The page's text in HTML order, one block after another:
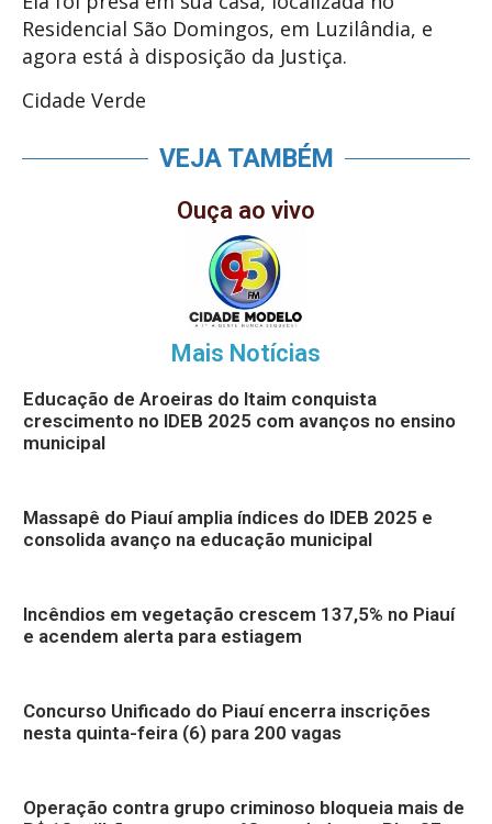
Residencial São Domingos, em Luzilândia, e
agora está à disposição da Justiça.
Cidade Verde
VEJA TAMBÉM
Ouça ao vivo
Mais Notícias
Educação de Aroeiras do Itaim conquista
crescimento no IDEB 2025 com avanços no ensino
municipal
Massapê do Piauí amplia índices do IDEB 2025 e
consolida avanço na educação municipal
Incêndios em vegetação crescem 137,5% no Piauí
e acendem alerta para estiagem
Concurso Unificado do Piauí encerra inscrições
nesta quinta-feira (6) para 200 vagas
Operação contra grupo criminoso bloqueia mais de